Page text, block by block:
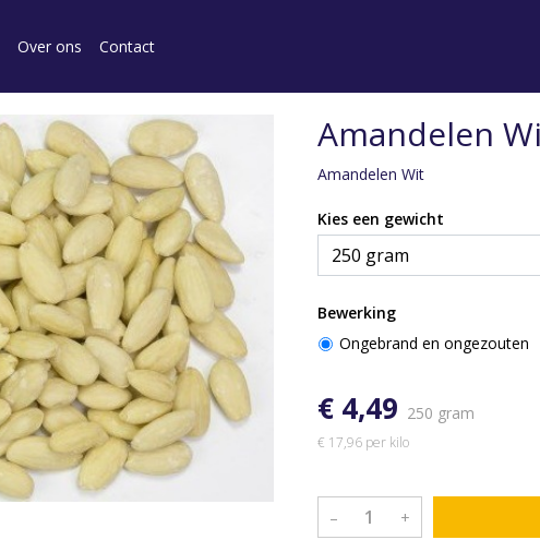
Over ons Contact
Amandelen
Amandelen Wit
Kies een gewicht
Bewerking
Ongebrand en ongezouten
€ 4,49 250 gram
€ 17,96 per kilo
– +